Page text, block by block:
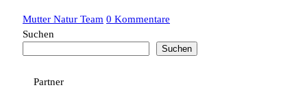
Mutter Natur Team 0 Kommentare
Suchen
Suchen
Partner